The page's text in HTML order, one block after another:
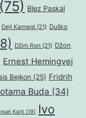
(75) Blez Paskal
Dejl Karnegi (21) Duško
Džim Ron (21) Džon
Ernest Hemingvej
Bejkon (25) Fridrih
Buda (34)
Kant (19)
Ivo